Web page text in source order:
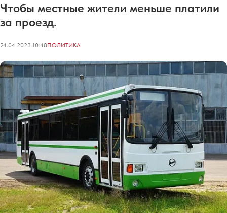
Чтобы местные жители меньше платили
за проезд.
24.04.2023 10:48ПОЛИТИКА